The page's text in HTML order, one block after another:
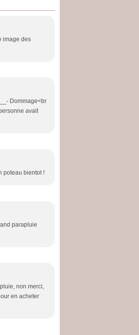
image des
Dommage<br
avait
poteau bientot !
parapluie
non merci,
en acheter